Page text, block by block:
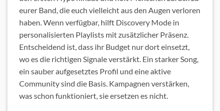
eurer Band, die euch vielleicht aus den Augen verloren
haben. Wenn verfügbar, hilft Discovery Mode in
personalisierten Playlists mit zusätzlicher Präsenz.
Entscheidend ist, dass ihr Budget nur dort einsetzt,
wo es die richtigen Signale verstärkt. Ein starker Song,
ein sauber aufgesetztes Profil und eine aktive
Community sind die Basis. Kampagnen verstärken,
was schon funktioniert, sie ersetzen es nicht.